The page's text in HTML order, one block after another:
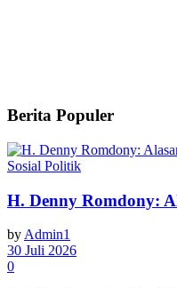
Berita Populer
Sosial Politik
H. Denny Romdony:
by Admin1
30 Juli 2026
0